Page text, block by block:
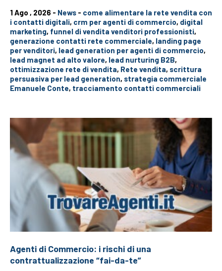
1 Ago , 2026 - News - come alimentare la rete vendita con
i contatti digitali, crm per agenti di commercio, digital
marketing, funnel di vendita venditori professionisti,
generazione contatti rete commerciale, landing page
per venditori, lead generation per agenti di commercio,
lead magnet ad alto valore, lead nurturing B2B,
ottimizzazione rete di vendita, Rete vendita, scrittura
persuasiva per lead generation, strategia commerciale
Emanuele Conte, tracciamento contatti commerciali
Agenti di Commercio: i rischi di una
contrattualizzazione “fai-da-te”